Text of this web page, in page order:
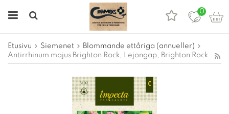
0
Etusivu Siemenet
Blommande ettåriga (annueller)
Antirrhinum majus Brighton Rock, Lejongap, Brighton Rock